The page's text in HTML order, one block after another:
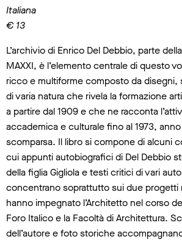
Italiana
€ 13
L’archivio di Enrico Del Debbio, parte
MAXXI, è l’elemento centrale di questo
ricco e multiforme composto da
di varia natura che rivela la formazione
a partire dal 1909 e che ne racconta
accademica e culturale fino al 1973,
scomparsa. Il libro si compone di alcuni
cui appunti autobiografici di Del Debbio
della figlia Gigliola e testi critici di vari
concentrano soprattutto sui due progetti
hanno impegnato l’Architetto nel corso
Foro Italico e la Facoltà di Architettura.
dell’autore e foto storiche